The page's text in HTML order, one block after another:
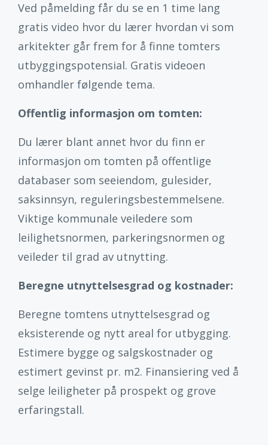
Ved påmelding får du se en 1 time lang
gratis video hvor du lærer hvordan vi som
arkitekter går frem for å finne tomters
utbyggingspotensial. Gratis videoen
omhandler følgende tema.
Offentlig informasjon om tomten:
Du lærer blant annet hvor du finn er
informasjon om tomten på offentlige
databaser som seeiendom, gulesider,
saksinnsyn, reguleringsbestemmelsene.
Viktige kommunale veiledere som
leilighetsnormen, parkeringsnormen og
veileder til grad av utnytting.
Beregne utnyttelsesgrad og kostnader:
Beregne tomtens utnyttelsesgrad og
eksisterende og nytt areal for utbygging.
Estimere bygge og salgskostnader og
estimert gevinst pr. m2. Finansiering ved å
selge leiligheter på prospekt og grove
erfaringstall.